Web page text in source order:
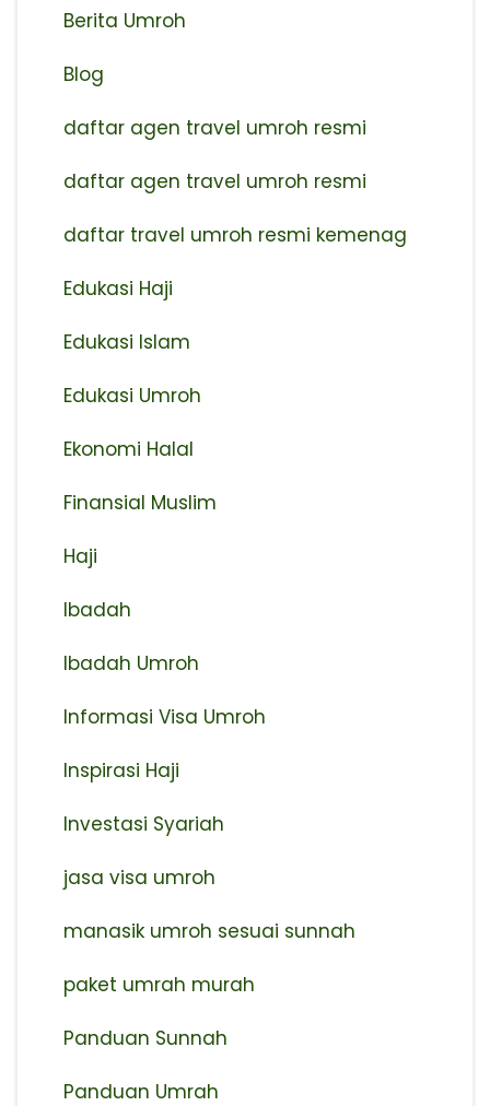
Berita Umroh
Blog
daftar agen travel umroh resmi
⁠daftar agen travel umroh resmi
daftar travel umroh resmi kemenag
Edukasi Haji
Edukasi Islam
Edukasi Umroh
Ekonomi Halal
Finansial Muslim
Haji
Ibadah
Ibadah Umroh
Informasi Visa Umroh
Inspirasi Haji
Investasi Syariah
jasa visa umroh
manasik umroh sesuai sunnah
paket umrah murah
Panduan Sunnah
Panduan Umrah